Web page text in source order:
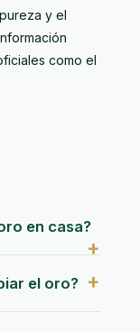
y el
como el
en casa?
el oro?